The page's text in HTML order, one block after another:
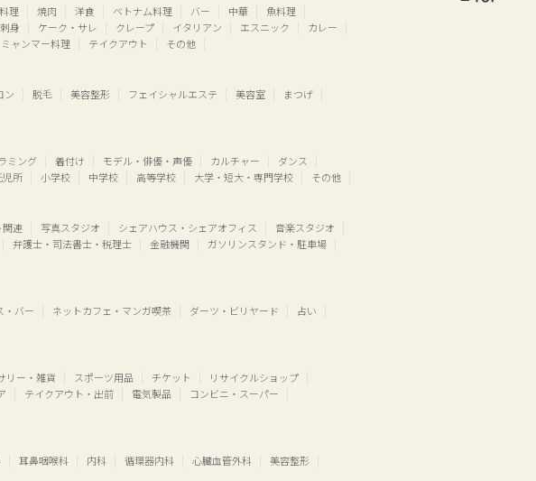
理 焼肉 洋食 ベトナム料理 バー 中華
魚料理
刺身 ケーク・サレ クレープ イタリアン エスニック
カレー
ミャンマー料理 テイクアウト その他
ン 脱毛 美容整形 フェイシャルエステ 美容室
まつげ
ミング 着付け モデル・俳優・声優 カルチャー
ダンス
児所 小学校 中学校 高等学校 大学・短大・専門学校 その他
連 写真スタジオ シェアハウス・シェアオフィス
音楽スタジオ
弁護士・司法書士・税理士 金融機関
ガソリンスタンド・駐車場
・バー ネットカフェ・マンガ喫茶 ダーツ・ビリヤード
占い
リー・雑貨 スポーツ用品 チケット
リサイクルショップ
テイクアウト・出前 電気製品
コンビニ・スーパー
耳鼻咽喉科 内科 循環器内科 心臓血管外科
美容整形